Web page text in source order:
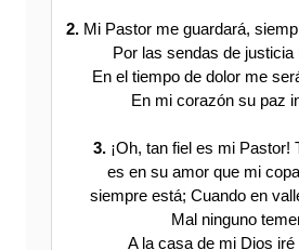
2. Mi Pastor me guardará,
Por las sendas de justicia
En el tiempo de dolor me
En mi corazón su paz
3.¡Oh, tan fiel es mi Pastor!
es en su amor que mi
siempre está; Cuando en
Mal ninguno
A la casa de mi Dios iré